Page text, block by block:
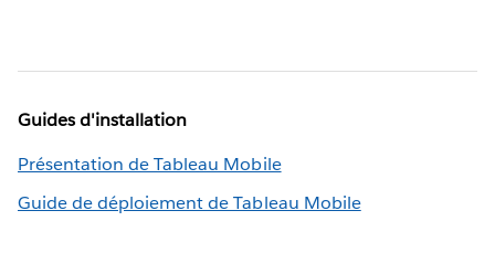
Guides d'installation
Présentation de Tableau Mobile
Guide de déploiement de Tableau Mobile